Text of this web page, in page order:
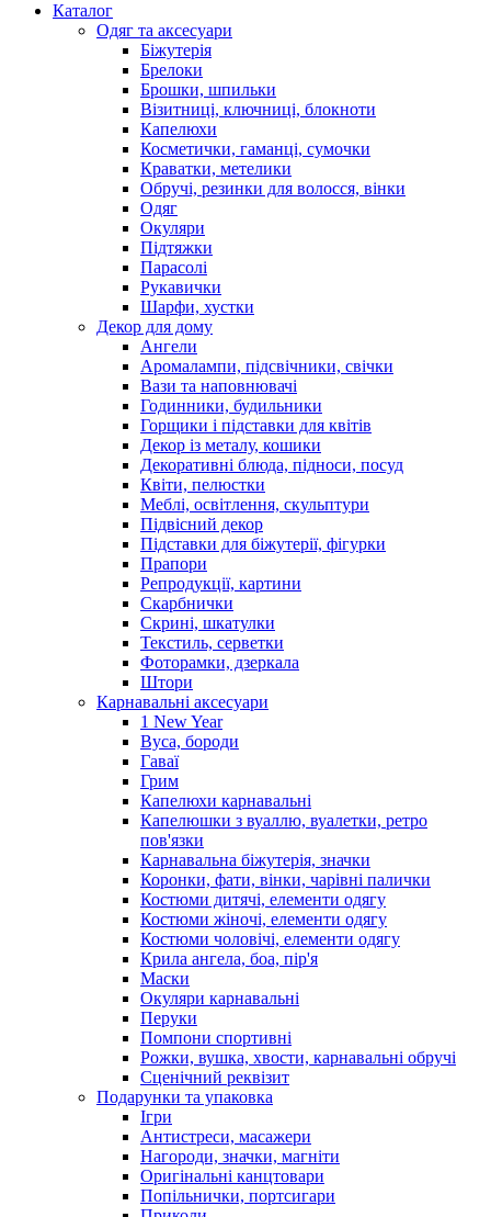
Каталог
Oдяг та аксесуари
Біжутерія
Брелоки
Брошки, шпильки
Візитниці, ключниці, блокноти
Капелюхи
Косметички, гаманці, сумочки
Краватки, метелики
Обручі, резинки для волосся, вінки
Одяг
Окуляри
Підтяжки
Парасолі
Рукавички
Шарфи, хустки
Декор для дому
Ангели
Аромалампи, підсвічники, свічки
Вази та наповнювачі
Годинники, будильники
Горщики і підставки для квітів
Декор із металу, кошики
Декоративні блюда, підноси, посуд
Квіти, пелюстки
Меблі, освітлення, скульптури
Підвісний декор
Підставки для біжутерії, фігурки
Прапори
Репродукції, картини
Скарбнички
Скрині, шкатулки
Текстиль, серветки
Фоторамки, дзеркала
Штори
Карнавальні аксесуари
1 New Year
Вуса, бороди
Гаваї
Грим
Капелюхи карнавальні
Капелюшки з вуаллю, вуалетки, ретро
пов'язки
Карнавальна біжутерія, значки
Коронки, фати, вінки, чарівні палички
Костюми дитячі, елементи одягу
Костюми жіночі, елементи одягу
Костюми чоловічі, елементи одягу
Крила ангела, боа, пір'я
Маски
Окуляри карнавальні
Перуки
Помпони спортивні
Рожки, вушка, хвости, карнавальні обручі
Сценічний реквізит
Подарунки та упаковка
Ігри
Антистреси, масажери
Нагороди, значки, магніти
Оригінальні канцтовари
Попільнички, портсигари